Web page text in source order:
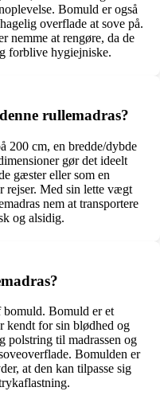
Bomuld er også
overflade at sove på.
nemme at rengøre, da de
forblive hygiejniske.
rullemadras?
200 cm, en bredde/dybde
gør det ideelt
gæster eller som en
rejser. Med sin lette vægt
nem at transportere
og alsidig.
bomuld. Bomuld er et
kendt for sin blødhed og
polstring til madrassen og
Bomulden er
at den kan tilpasse sig